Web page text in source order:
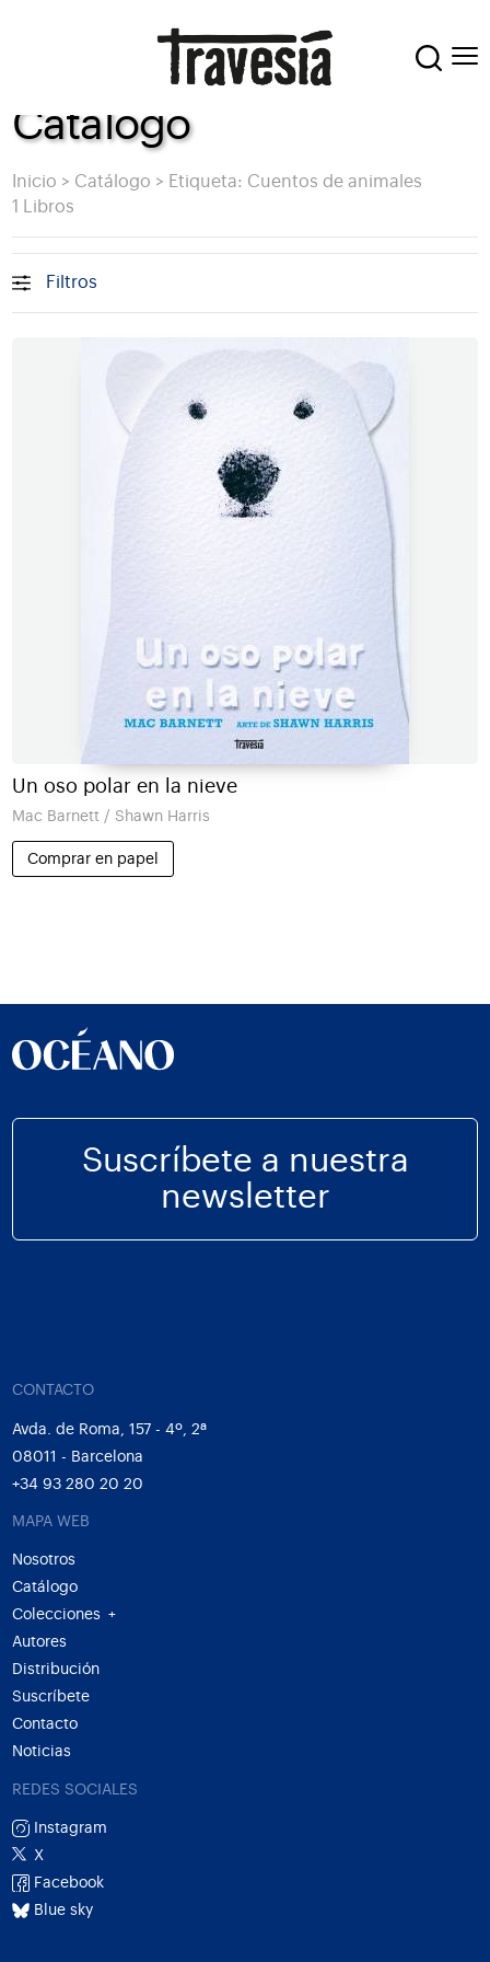
Catálogo
Inicio > Catálogo > Etiqueta: Cuentos de animales
1 Libros
Filtros
Un oso polar en la nieve
Mac Barnett / Shawn Harris
Comprar en papel
Suscríbete a nuestra
newsletter
CONTACTO
Avda. de Roma, 157 - 4º, 2ª
08011 - Barcelona
+34 93 280 20 20
MAPA WEB
Nosotros
Catálogo
Colecciones
+
Autores
Distribución
Suscríbete
Contacto
Noticias
REDES SOCIALES
Instagram
X
Facebook
Blue sky